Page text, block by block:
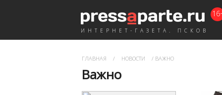
ИНТЕРНЕТ-ГАЗЕТА. ПСКОВ
ГЛАВНАЯ / НОВОСТИ / ВАЖНО
Важно